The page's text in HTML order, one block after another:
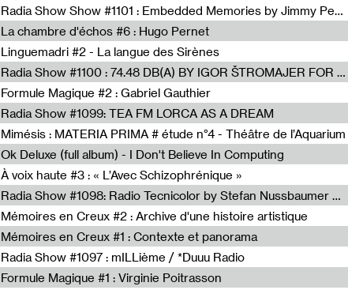
Radia Show Show #1101 : Embedded Memories by Jimmy Peggie / radioart106
La chambre d'échos #6 : Hugo Pernet
Linguemadri #2 - La langue des Sirènes
Radia Show #1100 : 74.48 DB(A) BY IGOR ŠTROMAJER FOR RADIO X
Formule Magique #2 : Gabriel Gauthier
Radia Show #1099: TEA FM LORCA AS A DREAM
Mimésis : MATERIA PRIMA # étude n°4 - Théâtre de l’Aquarium
Ok Deluxe (full album) - I Don't Believe In Computing
À voix haute #3 : « L’Avec Schizophrénique »
Radia Show #1098: Radio Tecnicolor by Stefan Nussbaumer & Georg Zichy (Radio Orange 94.0)
Mémoires en Creux #2 : Archive d'une histoire artistique
Mémoires en Creux #1 : Contexte et panorama
Radia Show #1097 : mILLième / *Duuu Radio
Formule Magique #1 : Virginie Poitrasson